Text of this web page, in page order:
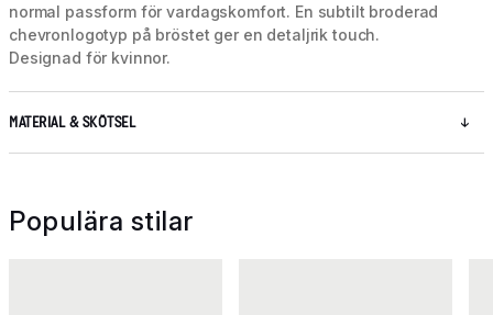
normal passform för vardagskomfort. En subtilt broderad
chevronlogotyp på bröstet ger en detaljrik touch.
Designad för kvinnor.
MATERIAL & SKÖTSEL
Populära stilar